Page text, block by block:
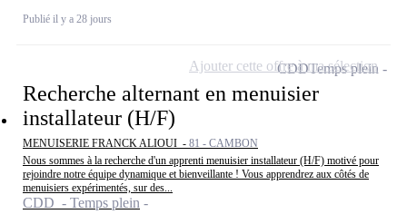
Publié il y a 28 jours
Recherche alternant en menuisier
installateur (H/F)
MENUISERIE FRANCK ALIOUI - 81 - CAMBON
Nous sommes à la recherche d'un apprenti menuisier installateur (H/F) motivé pour
rejoindre notre équipe dynamique et bienveillante ! Vous apprendrez aux côtés de
menuisiers expérimentés, sur des...
CDD - Temps plein
CDDTemps plein
Ajouter cette offre à ma sélection